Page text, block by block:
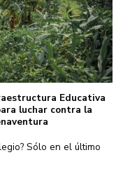
Educativa
luchar contra la
Sólo en el último